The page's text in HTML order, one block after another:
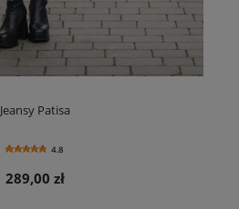
Jeansy Patisa
4.8
289,00 zł